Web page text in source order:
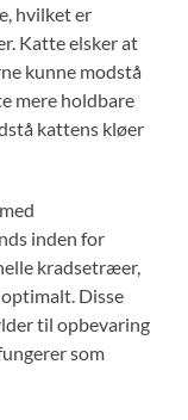
hvilket er
Katte elsker at
kunne modstå
mere holdbare
kattens kløer
inden for
kradsetræer,
Disse
til opbevaring
som